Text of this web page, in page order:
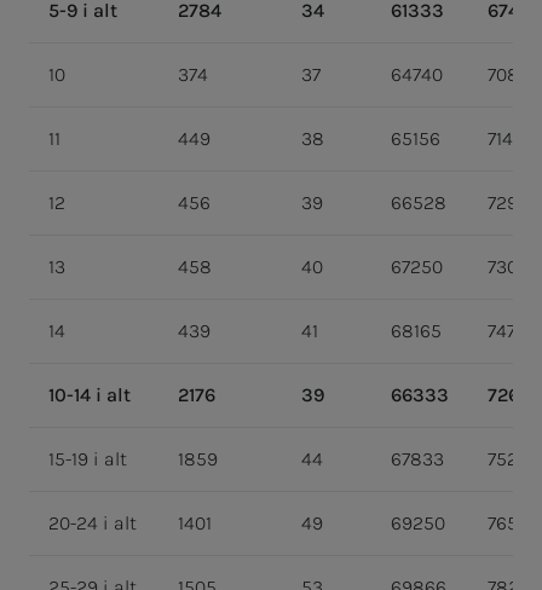
5-9 i alt 2784 34 61333 67460
10 374 37 64740 70864
11 449 38 65156 71450
12 456 39 66528 72934
13 458 40 67250 73045
14 439 41 68165 74764
10-14 i alt 2176 39 66333 72665
15-19 i alt 1859 44 67833 75237
20-24 i alt 1401 49 69250 76542